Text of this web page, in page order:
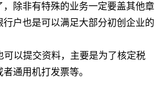
除非有特殊的业务一定要盖其他章
户也是可以满足大部分初创企业的
可以提交资料，主要是为了核定税
通用机打发票等。